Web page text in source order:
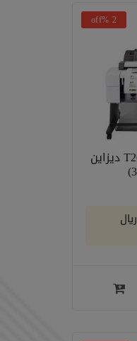
2 %off
اتش بي طابعة T2600dr ديزاين
﷼